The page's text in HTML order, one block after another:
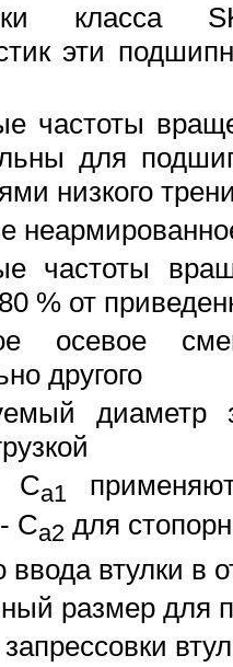
класса
эти
частоты
для
низкого
частоты
% от
осевое
другого
диаметр
Ca1
Ca2 для
втулки в
размер для